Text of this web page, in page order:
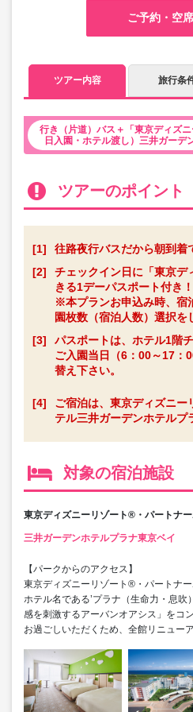
ご予約・空
ツアー内容 旅行条
行き（片道）バス＋「東京ディズ
日入園・ホテル渡し）三井ガーデ
ツアーのポイント
[1]
往路夜行バスだから朝到着
[2]
チェックイン日に「東京デ
きる1デーパスポート付き！
※本プランお申込み時、宿
園枚数（宿泊人数）選択を
[3]
パスポートは、ホテル1階
ご入園当日（6：00～17：
替え下さい。
[4]
ご宿泊は、東京ディズニ
テル三井ガーデンホテルプ
対象の宿泊施設
東京ディズニーリゾート®・パートナ
三井ガーデンホテルプラナ東京ベイ
【パークからのアクセス】
東京ディズニーリゾート®・パートナ
ホテル名である’プラナ（生命力・息吹
感を刺激するアーバンオアシス」をコ
お過ごしいただくため、全館リニュー